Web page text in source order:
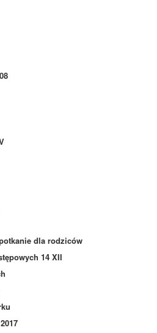
dla rodziców
14 XII